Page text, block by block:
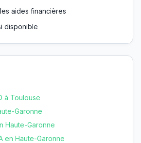
aides financières
disponible
à Toulouse
Garonne
Haute-Garonne
en Haute-Garonne